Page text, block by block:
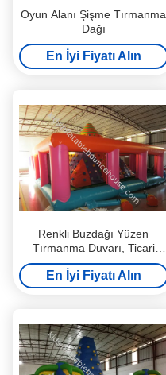
Oyun Alanı Şişme Tırmanma
Dağı
En İyi Fiyatı Alın
Renkli Buzdağı Yüzen
Tırmanma Duvarı, Ticari
Şişme Kaya Tırmanışı Duvarı
PVC şişme tırmanma duvarı
oyunları
En İyi Fiyatı Alın